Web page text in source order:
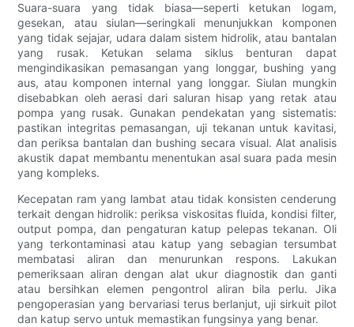
Suara-suara yang tidak biasa—seperti ketukan logam,
gesekan, atau siulan—seringkali menunjukkan komponen
yang tidak sejajar, udara dalam sistem hidrolik, atau bantalan
yang rusak. Ketukan selama siklus benturan dapat
mengindikasikan pemasangan yang longgar, bushing yang
aus, atau komponen internal yang longgar. Siulan mungkin
disebabkan oleh aerasi dari saluran hisap yang retak atau
pompa yang rusak. Gunakan pendekatan yang sistematis:
pastikan integritas pemasangan, uji tekanan untuk kavitasi,
dan periksa bantalan dan bushing secara visual. Alat analisis
akustik dapat membantu menentukan asal suara pada mesin
yang kompleks.
Kecepatan ram yang lambat atau tidak konsisten cenderung
terkait dengan hidrolik: periksa viskositas fluida, kondisi filter,
output pompa, dan pengaturan katup pelepas tekanan. Oli
yang terkontaminasi atau katup yang sebagian tersumbat
membatasi aliran dan menurunkan respons. Lakukan
pemeriksaan aliran dengan alat ukur diagnostik dan ganti
atau bersihkan elemen pengontrol aliran bila perlu. Jika
pengoperasian yang bervariasi terus berlanjut, uji sirkuit pilot
dan katup servo untuk memastikan fungsinya yang benar.